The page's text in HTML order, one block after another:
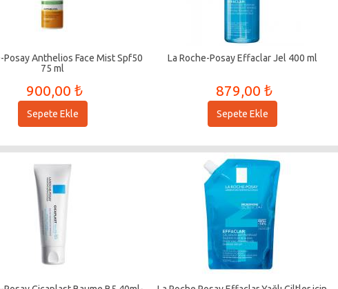
Posay Anthelios Face Mist Spf50
75 ml
900,00 ₺
Sepete Ekle
La Roche-Posay Effaclar Jel 400 ml
879,00 ₺
Sepete Ekle